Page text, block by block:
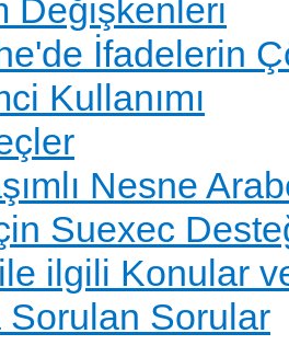
Değişkenleri
İfadelerin
Kullanımı
Nesne
Suexec
ilgili Konular
Sorulan Sorular